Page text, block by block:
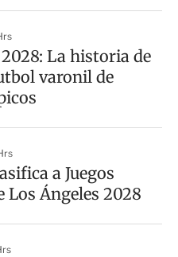
La historia de
varonil de
a Juegos
Los Ángeles 2028